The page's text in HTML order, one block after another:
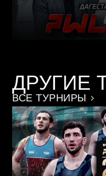
ДРУГИЕ
ВСЕ ТУРНИРЫ